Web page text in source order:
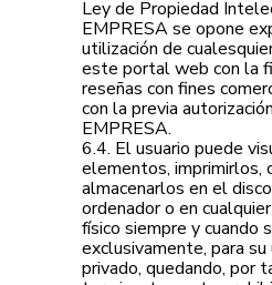
Ley de Propiedad
EMPRESA se opone
utilización de
este portal web con la
reseñas con fines
con la previa
EMPRESA.
6.4. El usuario puede
elementos, imprimirlos,
almacenarlos en el
ordenador o en
físico siempre y cuando
exclusivamente, para
privado, quedando, por